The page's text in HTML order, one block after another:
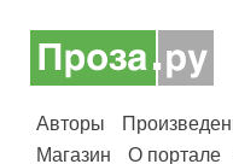
Авторы
Магазин
О портале